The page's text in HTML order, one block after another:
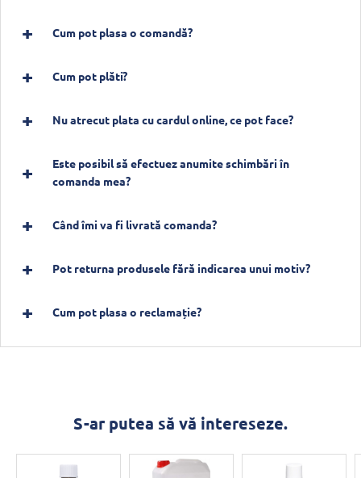
Cum pot plasa o comandă?
Cum pot plăti?
Nu atrecut plata cu cardul online, ce pot face?
Este posibil să efectuez anumite schimbări în
comanda mea?
Când îmi va fi livrată comanda?
Pot returna produsele fără indicarea unui motiv?
Cum pot plasa o reclamație?
S-ar putea să vă intereseze.